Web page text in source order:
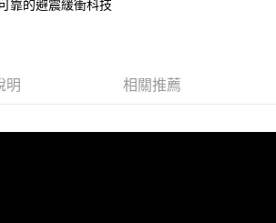
靠的避震緩衝科技
明 相關推薦